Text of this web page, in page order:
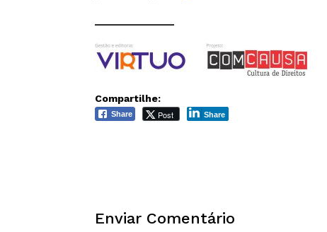
Compartilhe:
Share Post Share
Enviar Comentário